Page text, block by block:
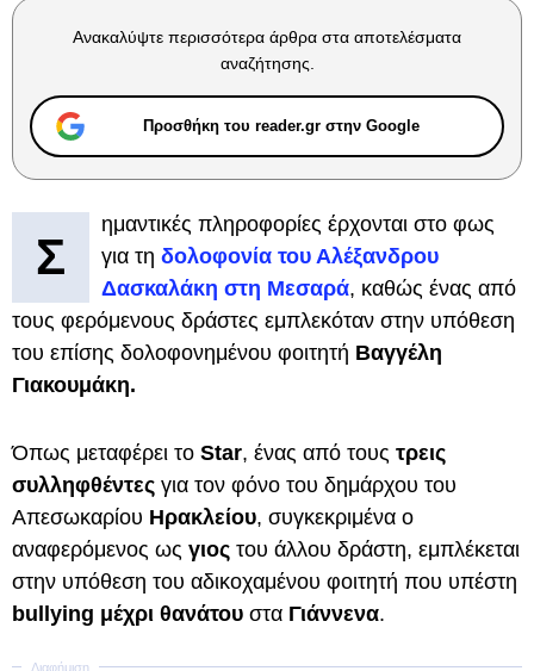
Ανακαλύψτε περισσότερα άρθρα στα αποτελέσματα
αναζήτησης.
Προσθήκη του reader.gr στην Google
Σ
ημαντικές πληροφορίες έρχονται στο φως
για τη δολοφονία του Αλέξανδρου
Δασκαλάκη στη Μεσαρά, καθώς ένας από
τους φερόμενους δράστες εμπλεκόταν στην υπόθεση
του επίσης δολοφονημένου φοιτητή Βαγγέλη
Γιακουμάκη.
Όπως μεταφέρει το Star, ένας από τους τρεις
συλληφθέντες για τον φόνο του δημάρχου του
Απεσωκαρίου Ηρακλείου, συγκεκριμένα ο
αναφερόμενος ως γιος του άλλου δράστη, εμπλέκεται
στην υπόθεση του αδικοχαμένου φοιτητή που υπέστη
bullying μέχρι θανάτου στα Γιάννενα.